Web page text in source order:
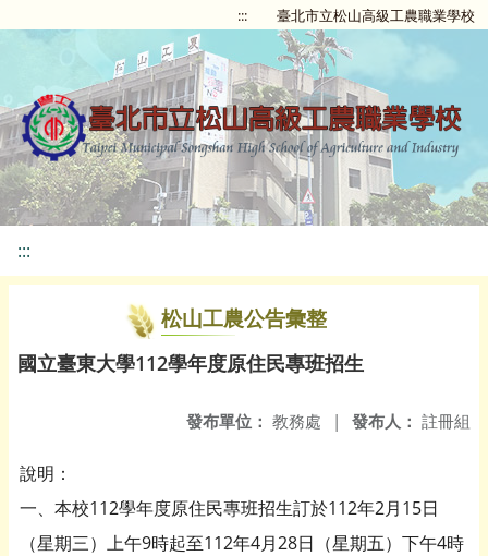
::: 臺北市立松山高級工農職業學校
:::
松山工農公告彙整
國立臺東大學112學年度原住民專班招生
發布人： 註冊組
發布單位： 教務處 |
說明：
一、本校112學年度原住民專班招生訂於112年2月15日
（星期三）上午9時起至112年4月28日（星期五）下午4時